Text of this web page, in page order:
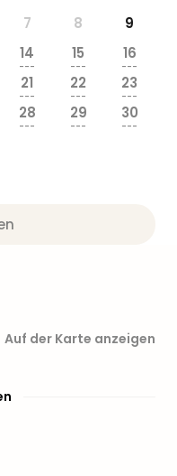
7 8
9
14
---
15
---
16
---
21
---
22
---
23
---
28
---
29
---
30
---
Auf der Karte anzeigen